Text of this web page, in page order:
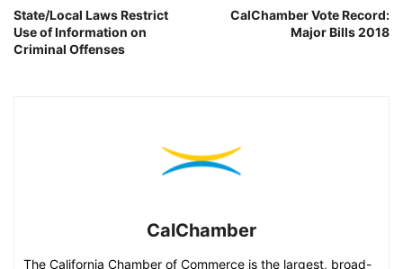
State/Local Laws Restrict
Use of Information on
Criminal Offenses
CalChamber Vote Record:
Major Bills 2018
CalChamber
The California Chamber of Commerce is the largest, broad-